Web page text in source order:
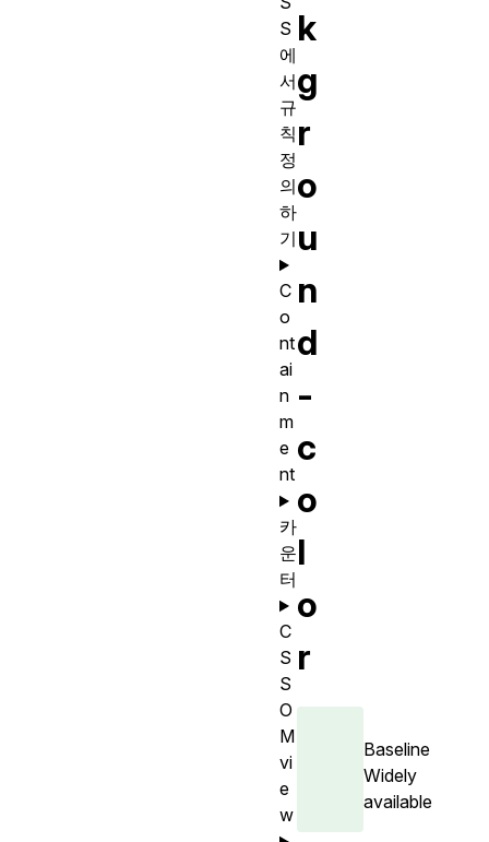
k
g
r
o
u
n
d
-
c
o
l
o
r
Baseline
Widely
available
S
에
서
규
칙
정
의
하
기
C
o
nt
ai
n
m
e
nt
카
운
터
C
S
S
O
M
vi
e
w